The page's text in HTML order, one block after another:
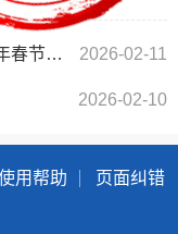
2026-02-11
凤台县开展“新春送暖 关爱成长”青少年春节慰问活动
2026-02-10
用帮助
页面纠错